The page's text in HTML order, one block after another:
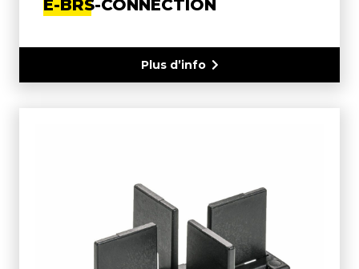
E-BRS-CONNECTION
Plus d’info